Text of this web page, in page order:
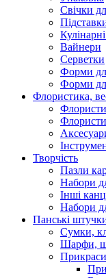
Свічки
Вайнери
Серветки
Форми
Форми
Флористика,
Творчість
Пазли
Набори
Інші
Набори
Панські
Сумки,
Шарфи,